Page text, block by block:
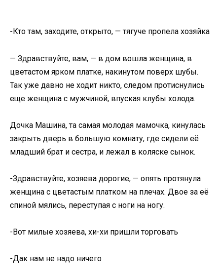
-Кто там, заходите, открыто, — тягуче пропела хозяйка
— Здравствуйте, вам, — в дом вошла женщина, в
цветастом ярком платке, накинутом поверх шубы.
Так уже давно не ходит никто, следом протиснулись
еще женщина с мужчиной, впуская клубы холода.
Дочка Машина, та самая молодая мамочка, кинулась
закрыть дверь в большую комнату, где сидели её
младший брат и сестра, и лежал в коляске сынок.
-Здравствуйте, хозяева дорогие, — опять протянула
женщина с цветастым платком на плечах. Двое за её
спиной мялись, переступая с ноги на ногу.
-Вот милые хозяева, хи-хи пришли торговать
-Дак нам не надо ничего